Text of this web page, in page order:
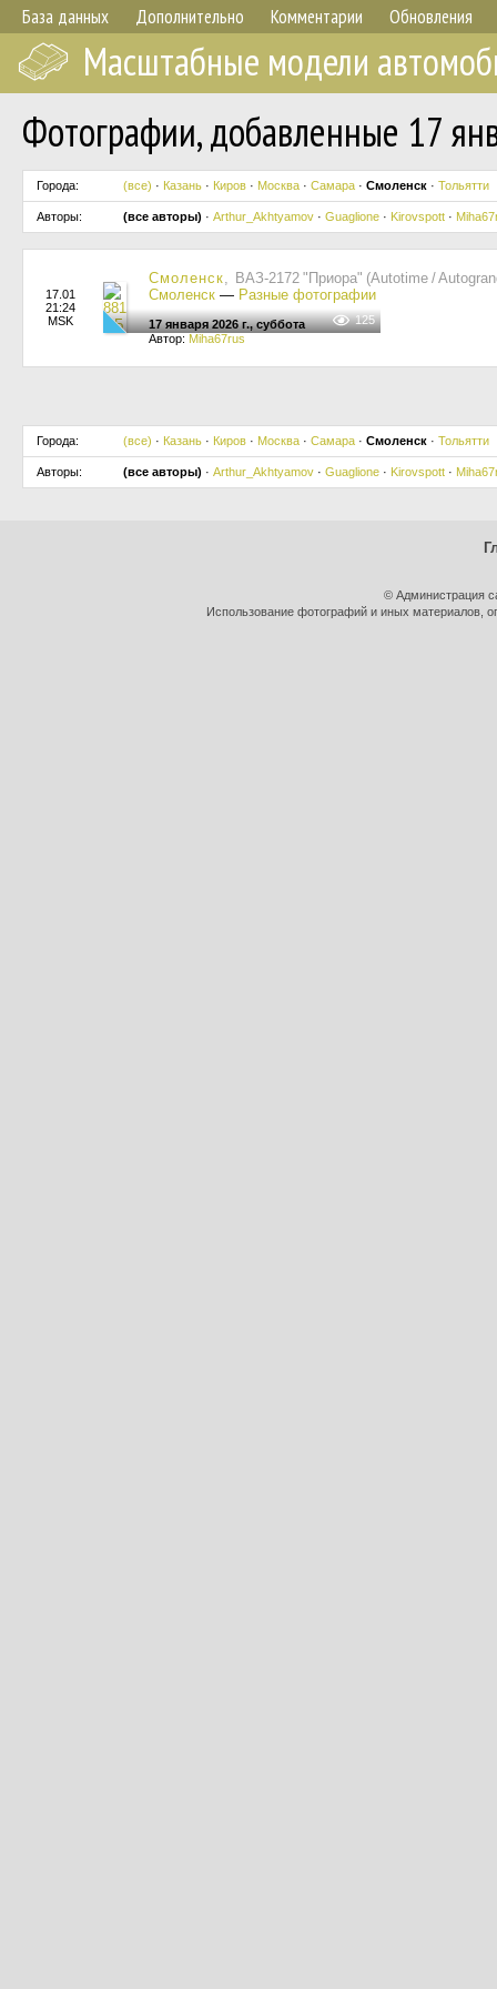
База данных Дополнительно Комментарии Обновления
Масштабные модели
Фотографии, добавленные 17
Города: (все) · Казань · Киров · Москва · Самара · Смоленск · Тольятти
Авторы: (все авторы) · Arthur_Akhtyamov · Guaglione · Kirovspott ·
17.01
21:24
MSK
125
Смоленск, ВАЗ-2172 "Приора" (Autotime /
Смоленск — Разные фотографии
17 января 2026 г., суббота
Автор: Miha67rus
Города: (все) · Казань · Киров · Москва · Самара · Смоленск · Тольятти
Авторы: (все авторы) · Arthur_Akhtyamov · Guaglione · Kirovspott ·
© Администрация
Использование фотографий и иных материалов,